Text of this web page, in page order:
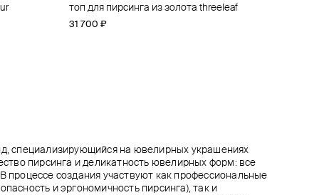
топ для пирсинга из золота threeleaf
31 700 ₽
топ для пирсинга из золота anastasia
31 600 ₽
топ для пирсинга из золота fleur-de-auris
30 200 ₽
пирсинг из белого золота с бриллиантом
19 200 ₽
специализирующийся на ювелирных украшениях
пирсинга и деликатность ювелирных форм: все
процессе создания участвуют как профессиональные
и эргономичность пирсинга), так и